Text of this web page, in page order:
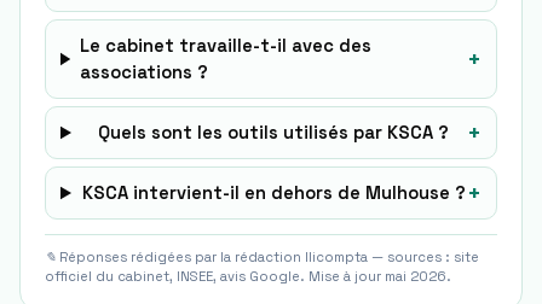
Le cabinet travaille-t-il avec des
associations ?
+
Quels sont les outils utilisés par KSCA ? +
KSCA intervient-il en dehors de Mulhouse ? +
✎ Réponses rédigées par la rédaction Ilicompta — sources : site
officiel du cabinet, INSEE, avis Google. Mise à jour mai 2026.